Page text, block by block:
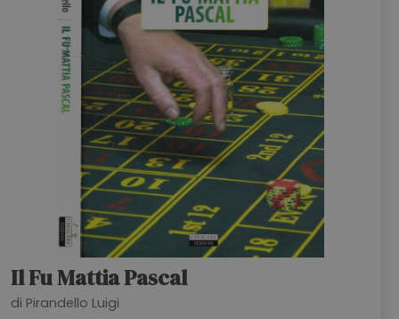
Il Fu Mattia Pascal
di Pirandello Luigi